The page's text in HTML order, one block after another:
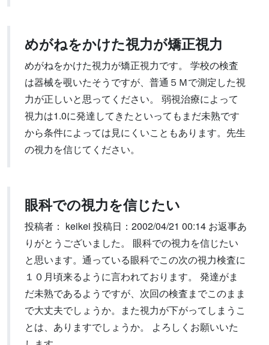
めがねをかけた視力が矯正視力
めがねをかけた視力が矯正視力です。 学校の検査
は器械を覗いたそうですが、普通５Ｍで測定した視
力が正しいと思ってください。 弱視治療によって
視力は1.0に発達してきたといってもまだ未熟です
から条件によっては見にくいこともあります。先生
の視力を信じてください。
眼科での視力を信じたい
投稿者： keikei 投稿日：2002/04/21 00:14 お返事あ
りがとうございました。 眼科での視力を信じたい
と思います。通っている眼科でこの次の視力検査に
１０月頃来るように言われております。 発達がま
だ未熟であるようですが、次回の検査までこのまま
で大丈夫でしょうか。また視力が下がってしまうこ
とは、ありますでしょうか。 よろしくお願いいた